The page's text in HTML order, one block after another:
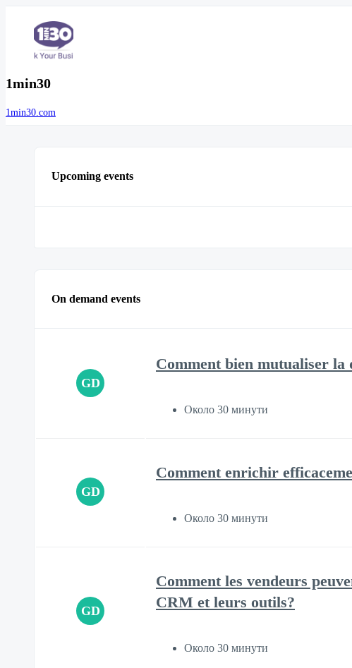
1min30
1min30.com
Upcoming events
On demand events
GD
Comment bien mutualiser la
Около 30 минути
GD
Comment enrichir
Около 30 минути
GD
Comment les vendeurs
CRM et leurs outils?
Около 30 минути